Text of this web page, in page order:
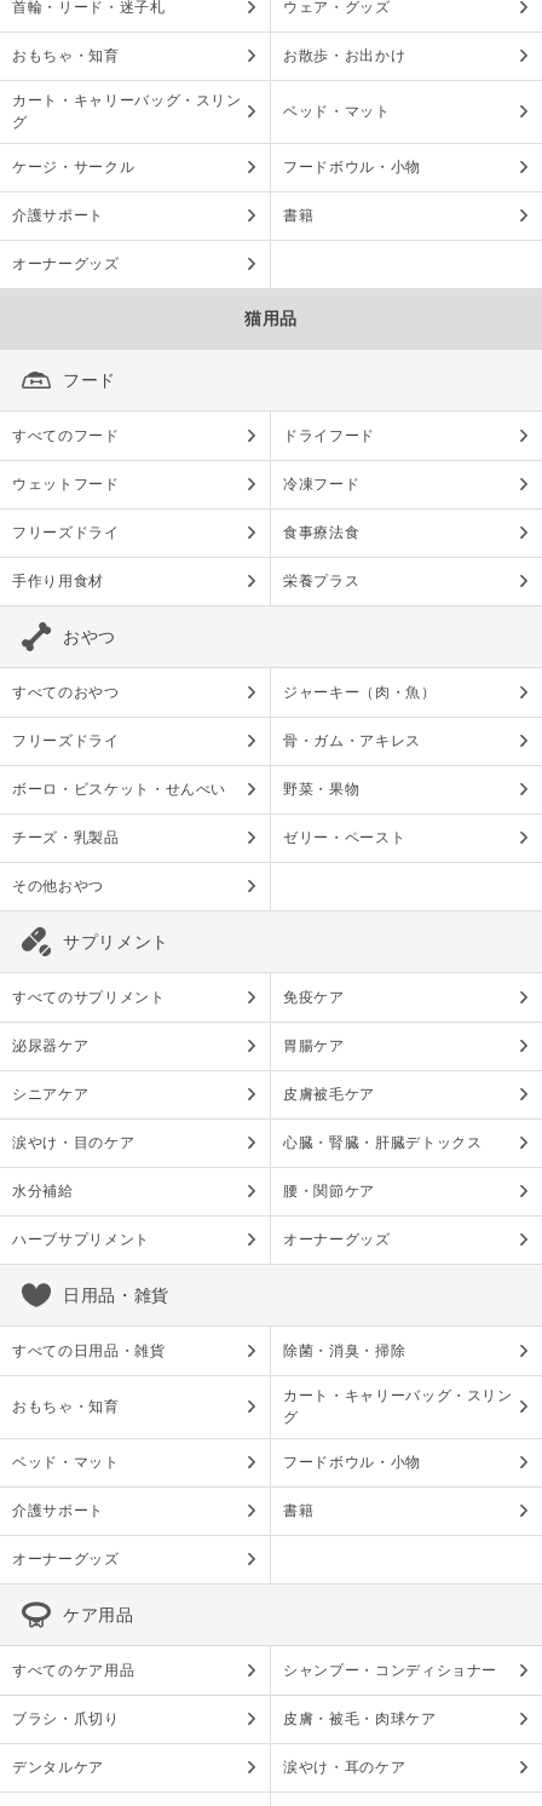
首輪・リード・迷子札 ウェア・グッズ
おもちゃ・知育 お散歩・お出かけ
カート・キャリーバッグ・スリン
グ
ベッド・マット
ケージ・サークル フードボウル・小物
介護サポート 書籍
オーナーグッズ
猫用品
フード
すべてのフード ドライフード
ウェットフード 冷凍フード
フリーズドライ 食事療法食
手作り用食材 栄養プラス
おやつ
すべてのおやつ ジャーキー（肉・魚）
フリーズドライ 骨・ガム・アキレス
ボーロ・ビスケット・せんべい 野菜・果物
チーズ・乳製品 ゼリー・ペースト
その他おやつ
サプリメント
すべてのサプリメント 免疫ケア
泌尿器ケア 胃腸ケア
シニアケア 皮膚被毛ケア
涙やけ・目のケア 心臓・腎臓・肝臓デトックス
水分補給 腰・関節ケア
ハーブサプリメント オーナーグッズ
日用品・雑貨
すべての日用品・雑貨 除菌・消臭・掃除
おもちゃ・知育
カート・キャリーバッグ・スリン
グ
ベッド・マット フードボウル・小物
介護サポート 書籍
オーナーグッズ
ケア用品
すべてのケア用品 シャンプー・コンディショナー
ブラシ・爪切り 皮膚・被毛・肉球ケア
デンタルケア 涙やけ・耳のケア